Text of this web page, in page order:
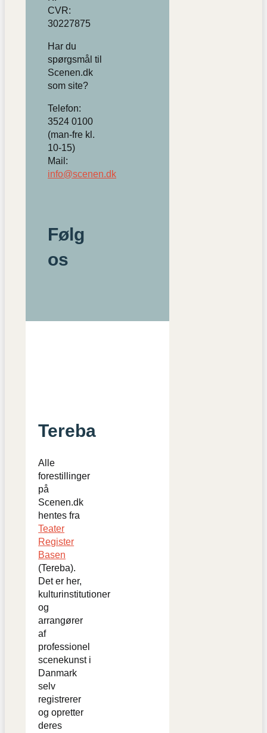
CVR:
30227875
Har du
spørgsmål til
Scenen.dk
som site?
Telefon:
3524 0100
(man-fre kl.
10-15)
Mail:
info@scenen.dk
Følg
os
Tereba
Alle
forestillinger
på
Scenen.dk
hentes fra
Teater
Register
Basen
(Tereba).
Det er her,
kulturinstitutioner
og
arrangører
af
professionel
scenekunst i
Danmark
selv
registrerer
og opretter
deres